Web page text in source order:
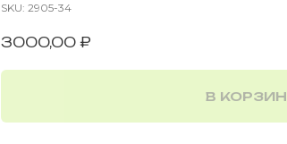
SKU: 2905-34
3000,00 ₽
В